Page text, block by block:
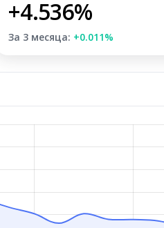
+4.536%
За 3 месяца: +0.011%